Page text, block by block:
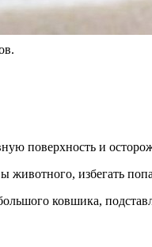
поверхность и
животного, избегать
ковшика,